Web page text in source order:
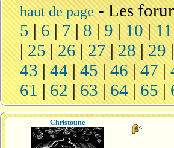
haut de page-Les
5 |6 |7|8 |9|10|11
|25 |26|27|28|29
43|44|45|46|47|
61 | 62|63|64|65|
Christoune